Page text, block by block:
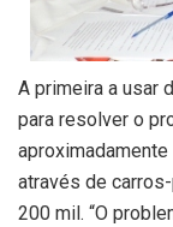
A primeira a usar
para resolver o
através de
200 mil. “O